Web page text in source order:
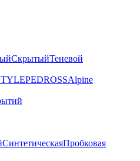
СкрытыйТеневой
PEDROSSAlpine
СинтетическаяПробковая